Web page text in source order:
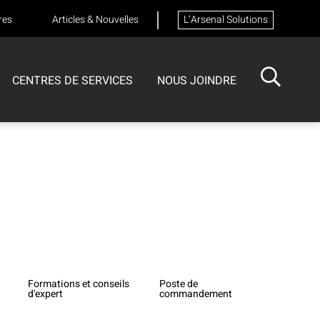
Articles & Nouvelles L’Arsenal Solutions
CENTRES DE SERVICES NOUS JOINDRE
Formations et conseils
d'expert
Poste de
commandement